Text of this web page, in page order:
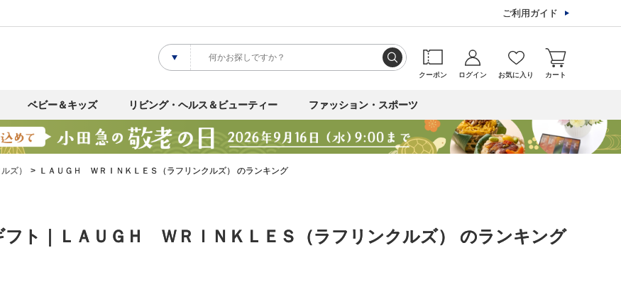
ご利用ガイド
クーポン ログイン お気に入り カート
ベビー＆キッズ リビング・ヘルス＆ビューティー ファッション・スポーツ
ズ） ＬＡＵＧＨ ＷＲＩＮＫＬＥＳ（ラフリンクルズ） のランキング
フト｜ＬＡＵＧＨ ＷＲＩＮＫＬＥＳ（ラフリンクルズ） のランキング